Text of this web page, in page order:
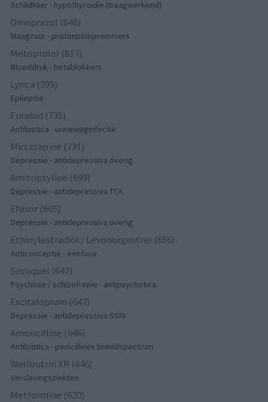
Schildklier - hypothyroidie (traagwerkend)
Omeprazol (848)
Maagzuur - protonpompremmers
Metoprolol (817)
Bloeddruk - betablokkers
Lyrica (795)
Epilepsie
Furabid (735)
Antibiotica - urineweginfectie
Mirtazapine (731)
Depressie - antidepressiva overig
Amitriptyline (699)
Depressie - antidepressiva TCA
Efexor (665)
Depressie - antidepressiva overig
Ethinylestradiol / Levonorgestrel (656)
Anticonceptie - eenfase
Seroquel (647)
Psychose / schizofrenie - antipsychotica
Escitalopram (647)
Depressie - antidepressiva SSRI
Amoxicilline (646)
Antibiotica - penicillines breedspectrum
Wellbutrin XR (646)
Verslavingsziekten
Metformine (620)